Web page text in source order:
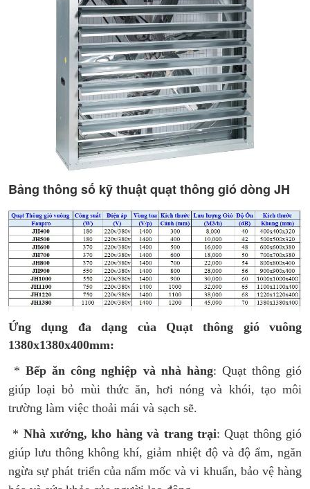
Bảng thông số kỹ thuật quạt thông gió dòng JH
Ứng dụng đa dạng của Quạt thông gió vuông
1380x1380x400mm:
*Bếp ăn công nghiệp và nhà hàng: Quạt thông gió
giúp loại bỏ mùi thức ăn, hơi nóng và khói, tạo môi
trường làm việc thoải mái và sạch sẽ.
* Nhà xưởng, kho hàng và trang trại: Quạt thông gió
giúp lưu thông không khí, giảm nhiệt độ và độ ẩm, ngăn
ngừa sự phát triển của nấm mốc và vi khuẩn, bảo vệ hàng